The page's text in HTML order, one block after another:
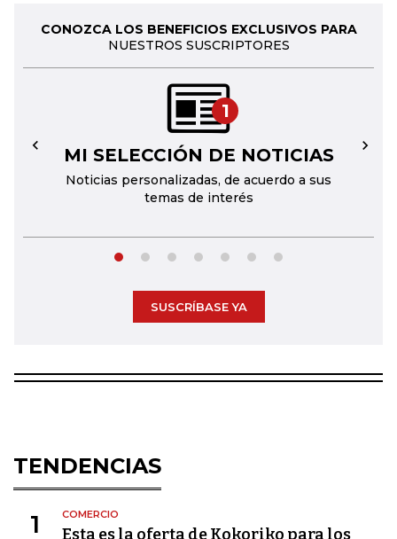
CONOZCA LOS BENEFICIOS EXCLUSIVOS PARA
NUESTROS SUSCRIPTORES
1
MI SELECCIÓN DE NOTICIAS
Noticias personalizadas, de acuerdo a sus
temas de interés
← →
SUSCRÍBASE YA
TENDENCIAS
1 COMERCIO
Esta es la oferta de Kokoriko para los